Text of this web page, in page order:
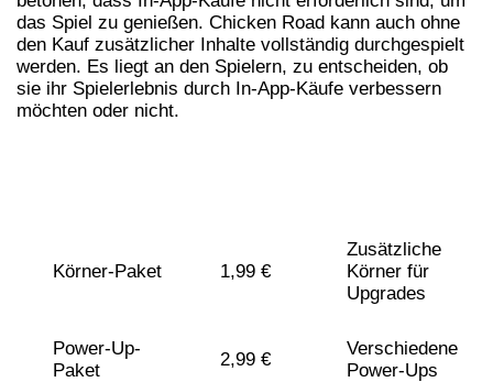
das Spiel zu genießen. Chicken Road kann auch ohne
den Kauf zusätzlicher Inhalte vollständig durchgespielt
werden. Es liegt an den Spielern, zu entscheiden, ob
sie ihr Spielerlebnis durch In-App-Käufe verbessern
möchten oder nicht.
Körner-Paket 1,99 €
Zusätzliche
Körner für
Upgrades
Power-Up-
Paket
2,99 €
Verschiedene
Power-Ups